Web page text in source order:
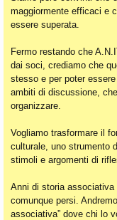
maggiormente efficaci e
essere superata.
Fermo restando che
dai soci, crediamo che
stesso e per poter
ambiti di discussione,
organizzare.
Vogliamo trasformare il
culturale, uno strumento
stimoli e argomenti di
Anni di storia
comunque persi.
associativa” dove chi lo